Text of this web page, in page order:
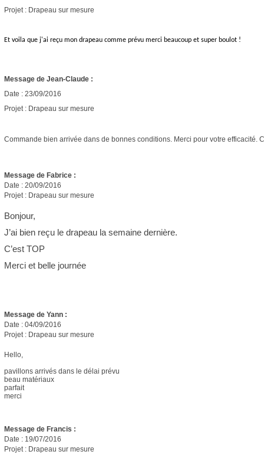
Projet : Drapeau sur mesure
Et voila que j'ai reçu mon drapeau comme prévu merci beaucoup et super boulot !
Message de Jean-Claude :
Date : 23/09/2016
Projet : Drapeau sur mesure
Commande bien arrivée dans de bonnes conditions. Merci pour votre efficacité.
Message de Fabrice :
Date : 20/09/2016
Projet : Drapeau sur mesure
Bonjour,
J’ai bien reçu le drapeau la semaine dernière.
C’est TOP
Merci et belle journée
Message de Yann :
Date : 04/09/2016
Projet : Drapeau sur mesure
Hello,
pavillons arrivés dans le délai prévu
beau matériaux
parfait
merci
Message de Francis :
Date : 19/07/2016
Projet : Drapeau sur mesure